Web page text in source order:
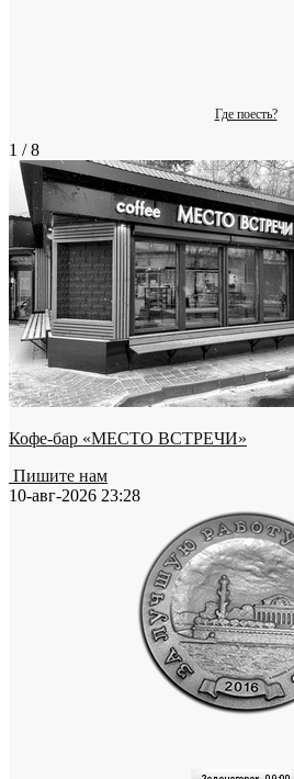
Где поесть?
1 / 8
Кофе-бар «МЕСТО ВСТРЕЧИ»
Пишите нам
10-авг-2026 23:28